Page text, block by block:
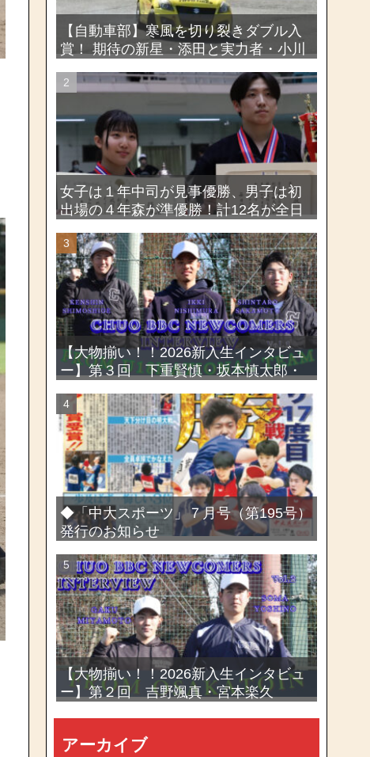
【自動車部】寒風を切り裂きダブル入
賞！ 期待の新星・添田と実力者・小川
大会2026
女子は１年中司が見事優勝、男子は初
出場の４年森が準優勝！計12名が全日
剣道選手権大会・第72回関東学生剣道
選手権大会
【大物揃い！！2026新入生インタビュ
ー】第３回 下重賢慎・坂本慎太郎・
◆「中大スポーツ」７月号（第195号）
発行のお知らせ
【大物揃い！！2026新入生インタビュ
ー】第２回 吉野颯真・宮本楽久
アーカイブ